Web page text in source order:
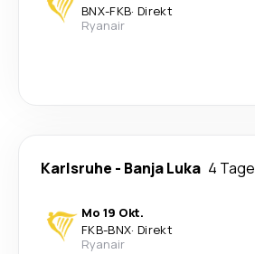
BNX-FKB· Direkt
Ryanair
Karlsruhe - Banja Luka 4 Tage
Mo 19 Okt.
FKB-BNX· Direkt
Ryanair